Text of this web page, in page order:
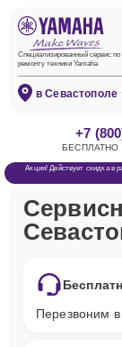
Специализированный сервис по
ремонту техники Yamaha
в Севастополе
+7
БЕСПЛАТНО
Акция! Действует скидка в
Перезвоним